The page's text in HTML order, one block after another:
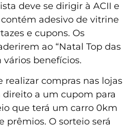
deve se dirigir à ACII e
adesivo de vitrine
e cupons. Os
ao “Natal Top das
vários benefícios.
realizar compras nas lojas
a um cupom para
que terá um carro 0km
prêmios. O sorteio será